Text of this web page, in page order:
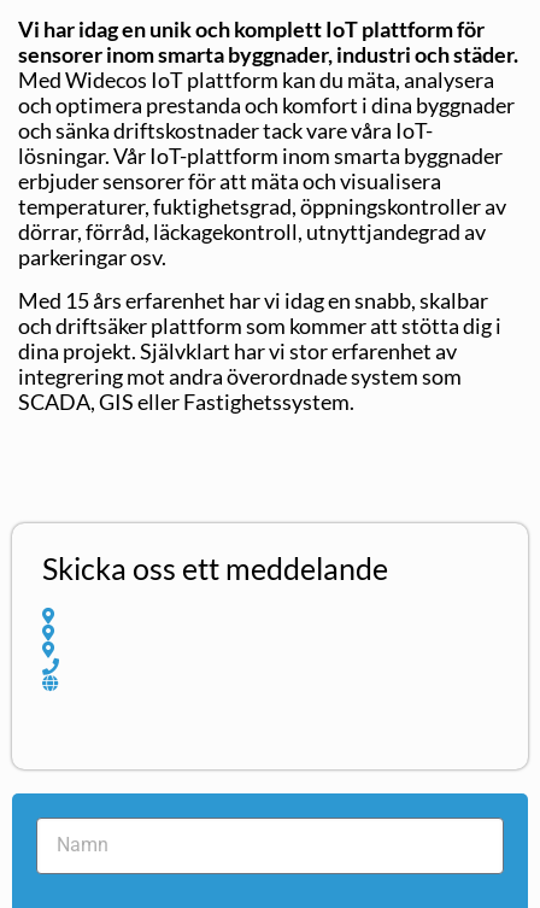
Vi har idag en unik och komplett IoT plattform för
sensorer inom smarta byggnader, industri och städer.
Med Widecos IoT plattform kan du mäta, analysera
och optimera prestanda och komfort i dina byggnader
och sänka driftskostnader tack vare våra IoT-
lösningar. Vår IoT-plattform inom smarta byggnader
erbjuder sensorer för att mäta och visualisera
temperaturer, fuktighetsgrad, öppningskontroller av
dörrar, förråd, läckagekontroll, utnyttjandegrad av
parkeringar osv.
Med 15 års erfarenhet har vi idag en snabb, skalbar
och driftsäker plattform som kommer att stötta dig i
dina projekt. Självklart har vi stor erfarenhet av
integrering mot andra överordnade system som
SCADA, GIS eller Fastighetssystem.
Skicka oss ett meddelande